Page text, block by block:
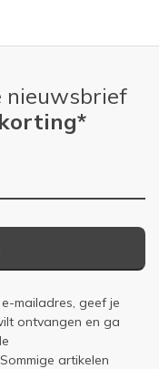
nieuwsbrief
mailadres, geef je
ontvangen en ga
artikelen